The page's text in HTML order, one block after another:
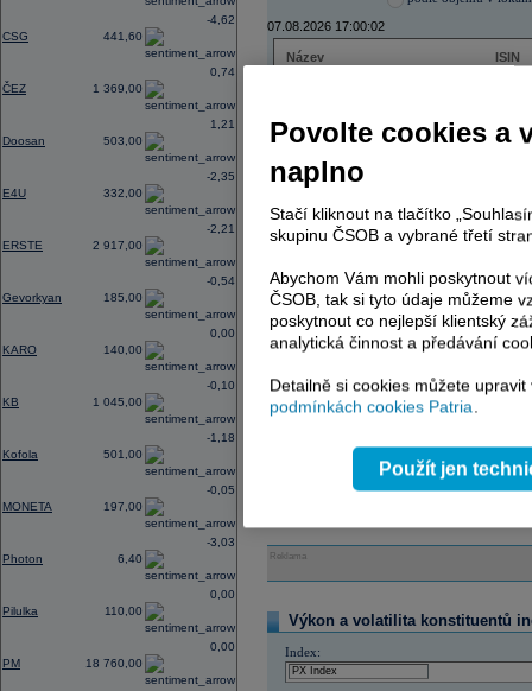
CSG 441,60
-4,62
ČEZ 1 369,00
0,74
Doosan 503,00
1,21
E4U 332,00
-2,35
ERSTE 2 917,00
-2,21
Gevorkyan 185,00
-0,54
KARO 140,00
0,00
KB 1 045,00
-0,10
Kofola 501,00
-1,18
MONETA 197,00
-0,05
Photon 6,40
-3,03
Pilulka 110,00
0,00
PM 18 760,00
0,00
07.08.2026 17:00:02
Název
ISIN
ERSTE BANK
TMR
AD index - vývoj
Region
Reklama
Výkon a volatilita konstituentů
Index:
Povolte cookies a
naplno
Stačí kliknout na tlačítko
skupinu ČSOB a vybrané třetí
Abychom Vám mohli poskytnout
ČSOB, tak si tyto údaje můžeme
poskytnout co nejlepší klientský
analytická činnost a předávání
Detailně si cookies můžete
podmínkách cookies Patria.
Použít jen